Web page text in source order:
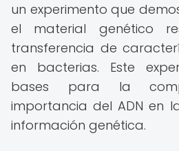
un experimento que
el material genético
transferencia de
en bacterias. Este
bases para la
importancia del ADN en
información genética.